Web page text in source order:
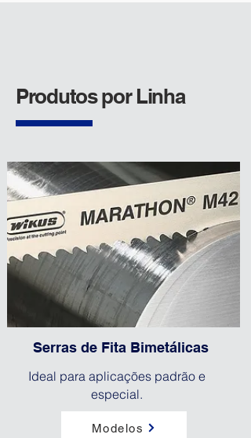
Produtos por Linha
Serras de Fita Bimetálicas
Ideal para aplicações padrão e
especial.
Modelos